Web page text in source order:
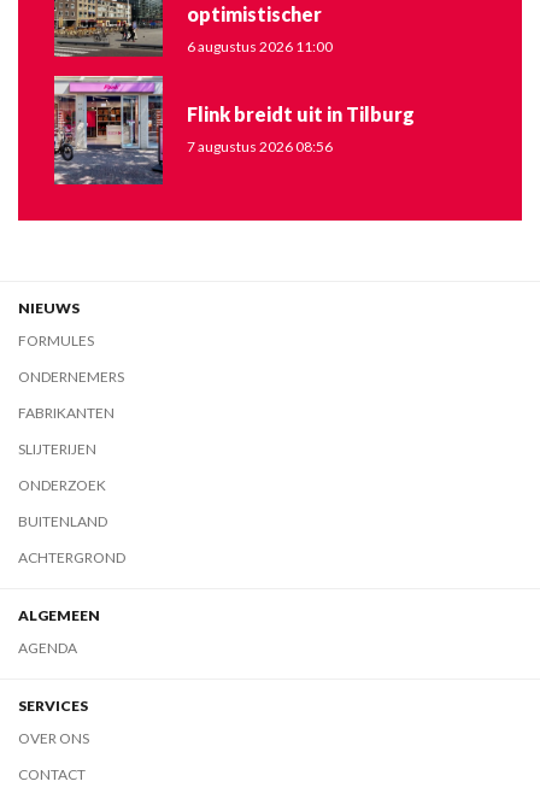
optimistischer
6 augustus 2026 11:00
Flink breidt uit in Tilburg
7 augustus 2026 08:56
NIEUWS
FORMULES
ONDERNEMERS
FABRIKANTEN
SLIJTERIJEN
ONDERZOEK
BUITENLAND
ACHTERGROND
ALGEMEEN
AGENDA
SERVICES
OVER ONS
CONTACT